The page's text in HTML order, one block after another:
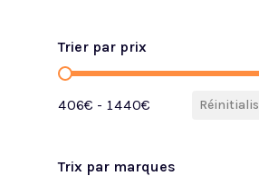
Trier par prix
Trier par prix
406€ - 1440€
Trix par marques